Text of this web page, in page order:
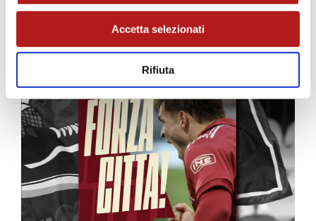
Accetta selezionati
Rifiuta